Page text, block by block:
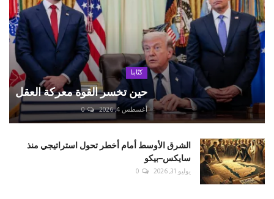
كتّابنا
حين تخسر القوة معركة العقل
أغسطس 4, 2026 0
الشرق الأوسط أمام أخطر تحول استراتيجي منذ
سايكس–بيكو
يوليو 31, 2026 0